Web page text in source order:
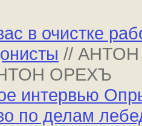
в очистке
//
ОРЕХЪ
интервью
по делам